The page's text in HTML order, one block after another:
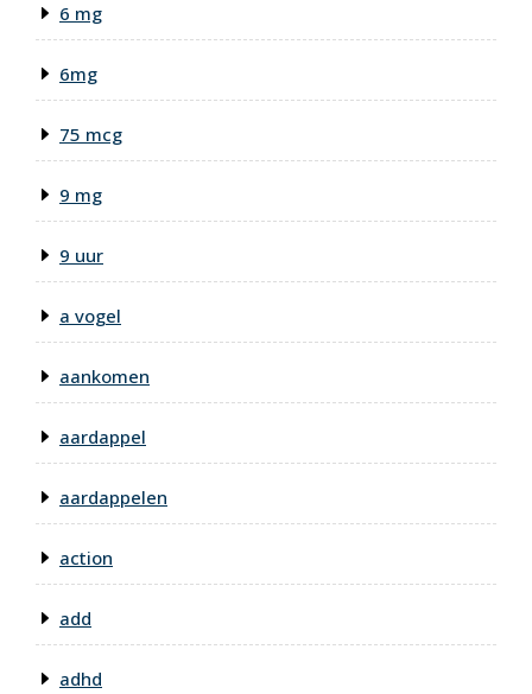
6 mg
6mg
75 mcg
9 mg
9 uur
a vogel
aankomen
aardappel
aardappelen
action
add
adhd